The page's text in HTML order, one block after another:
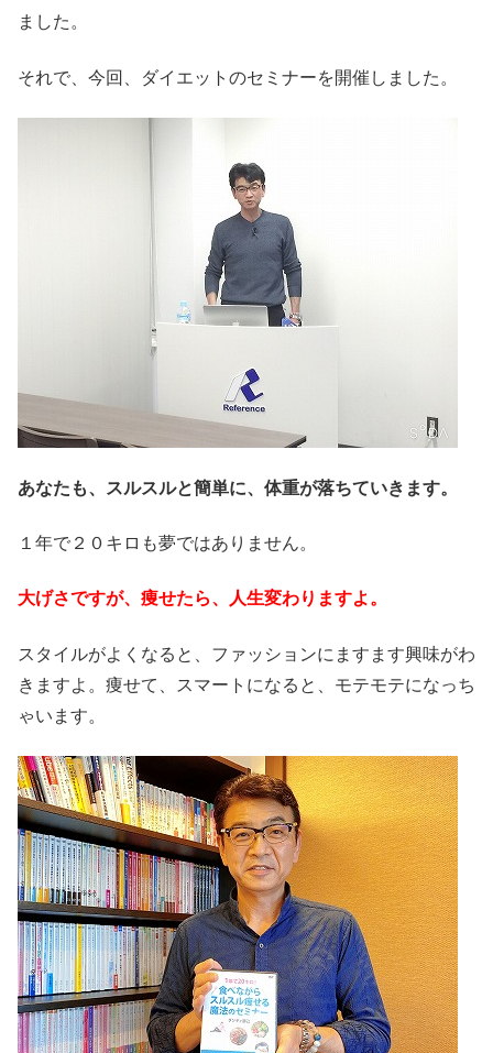
ました。
それで、今回、ダイエットのセミナーを開催しました。
あなたも、スルスルと簡単に、体重が落ちていきます。
１年で２０キロも夢ではありません。
大げさですが、痩せたら、人生変わりますよ。
スタイルがよくなると、ファッションにますます興味がわ
きますよ。痩せて、スマートになると、モテモテになっち
ゃいます。